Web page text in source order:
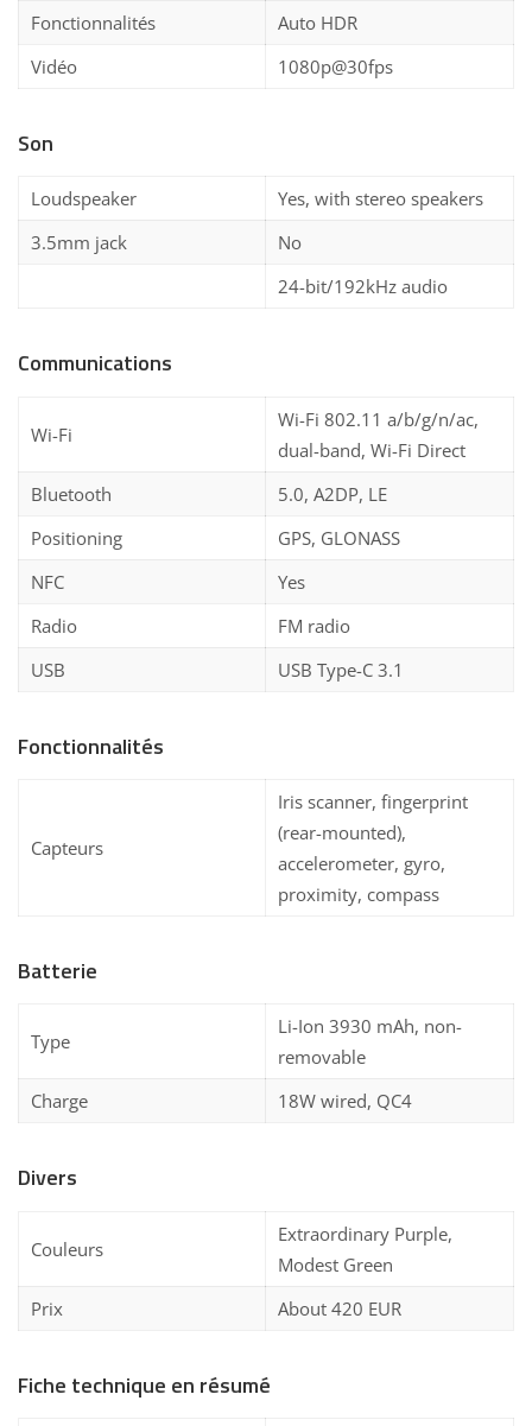
Fonctionnalités
Auto HDR
Vidéo
1080p@30fps
Son
Loudspeaker
Yes, with stereo speakers
3.5mm jack
No
24-bit/192kHz audio
Communications
Wi-Fi
Wi-Fi 802.11 a/b/g/n/ac,
dual-band, Wi-Fi Direct
Bluetooth
5.0, A2DP, LE
Positioning
GPS, GLONASS
NFC
Yes
Radio
FM radio
USB
USB Type-C 3.1
Fonctionnalités
Capteurs
Iris scanner, fingerprint
(rear-mounted),
accelerometer, gyro,
proximity, compass
Batterie
Type
Li-Ion 3930 mAh, non-
removable
Charge
18W wired, QC4
Divers
Couleurs
Extraordinary Purple,
Modest Green
Prix
About 420 EUR
Fiche technique en résumé